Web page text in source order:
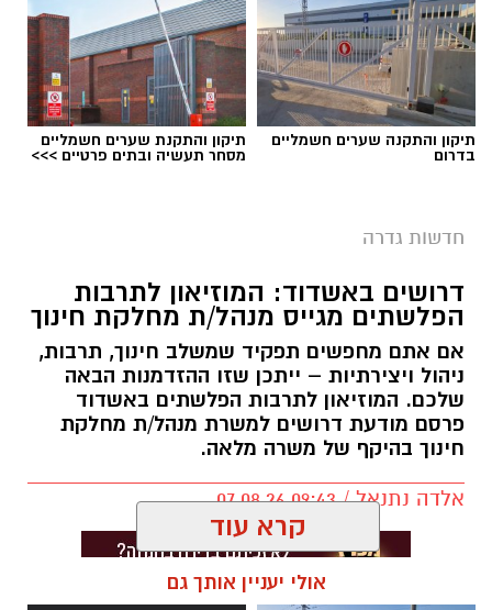
תיקון והתקנה שערים חשמליים
בדרום
תיקון והתקנת שערים חשמליים
מסחר תעשיה ובתים פרטיים >>>
חדשות גדרה
דרושים באשדוד: המוזיאון לתרבות
הפלשתים מגייס מנהל/ת מחלקת חינוך
אם אתם מחפשים תפקיד שמשלב חינוך, תרבות,
ניהול ויצירתיות – ייתכן שזו ההזדמנות הבאה
שלכם. המוזיאון לתרבות הפלשתים באשדוד
פרסם מודעת דרושים למשרת מנהל/ת מחלקת
חינוך בהיקף של משרה מלאה.
אלדה נתנאל / 09:43 07.08.26
קרא עוד
אולי יעניין אותך גם